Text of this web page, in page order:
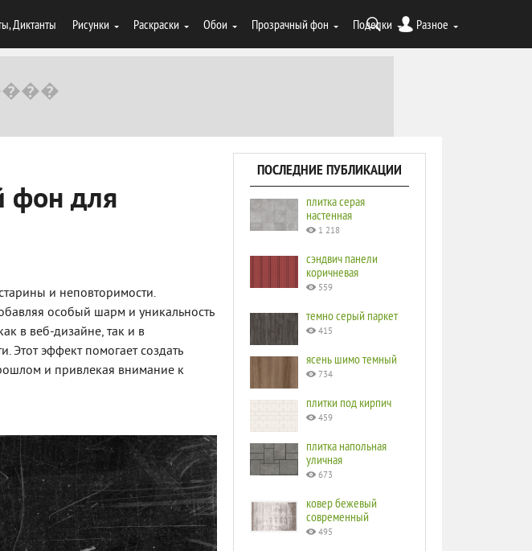
Диктанты Рисунки Раскраски Обои Прозрачный фон Поделки Разное
фон для
и неповторимости.
особый шарм и уникальность
в веб-дизайне, так и в
Этот эффект помогает создать
и привлекая внимание к
ПОСЛЕДНИЕ ПУБЛИКАЦИИ
плитка серая
настенная
1 218
сэндвич панели
коричневая
559
темно серый паркет
415
ясень шимо темный
734
плитки под кирпич
459
плитка напольная
уличная
673
ковер бежевый
современный
495